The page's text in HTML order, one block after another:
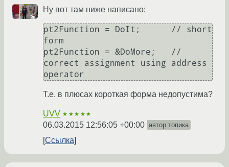
Ну вот там ниже написано:
pt2Function = DoIt;      // short
form
pt2Function = &DoMore;   //
correct assignment using address
Т.е. в плюсах короткая форма недопустима?
UVV ★★★★★
06.03.2015 12:56:05 +00:00 автор топика
Ссылка